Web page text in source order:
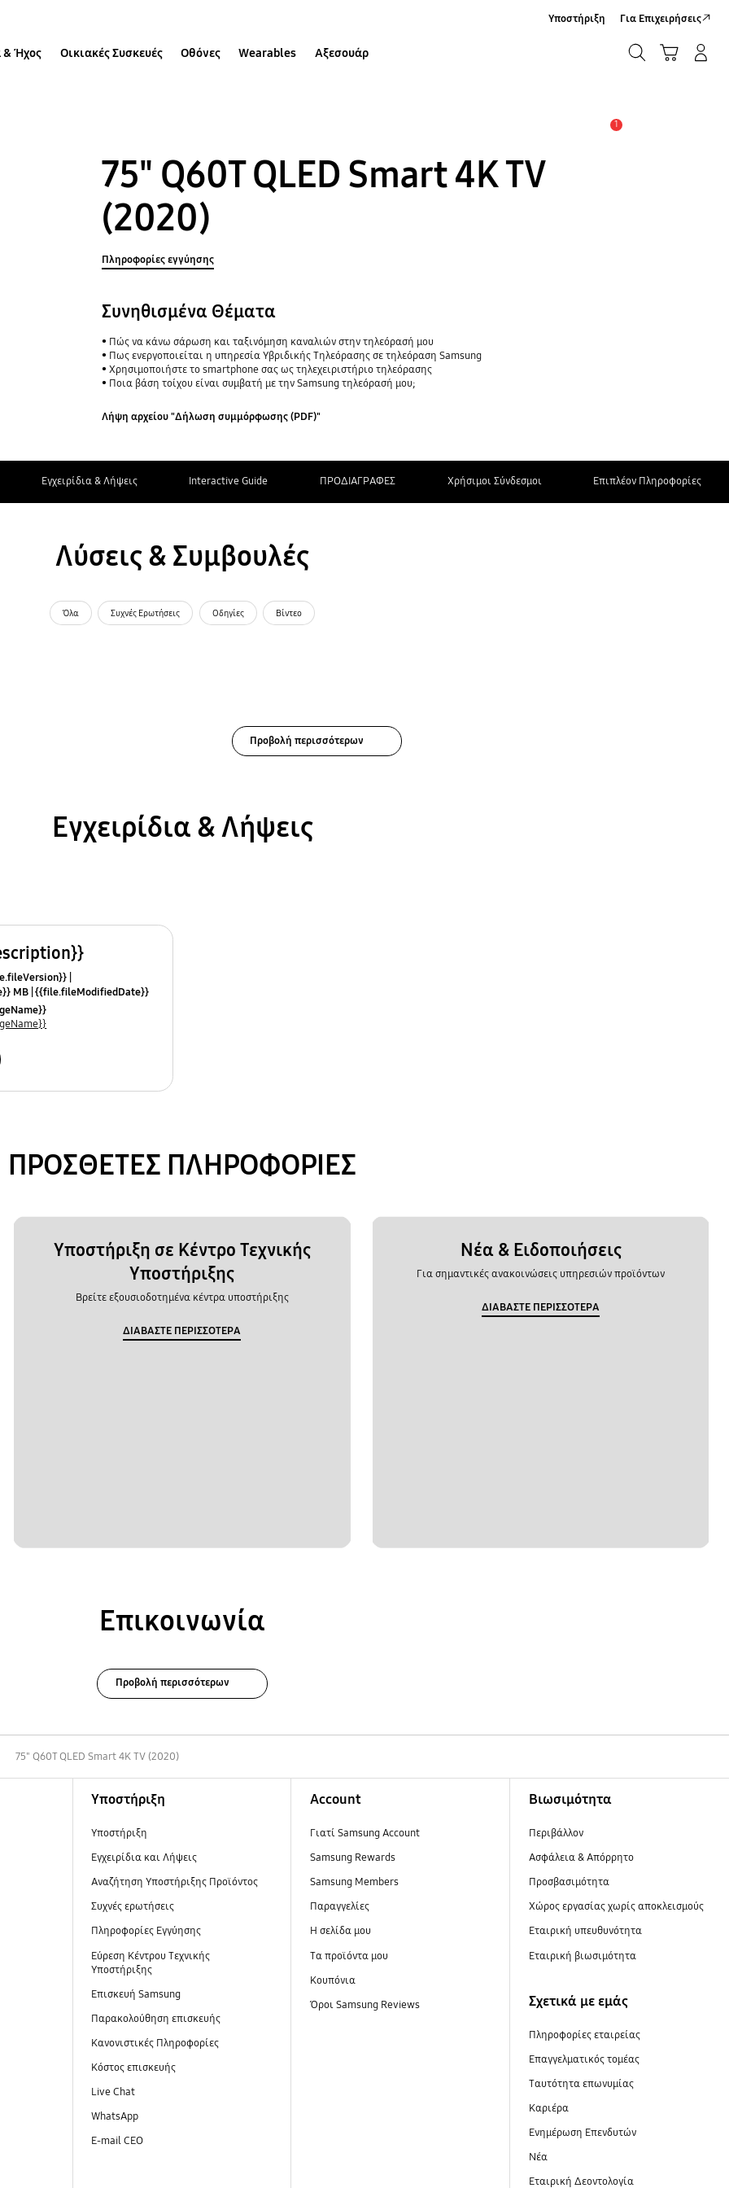
& Ήχος Οικιακές Συσκευές Οθόνες Wearables Αξεσουάρ
Υποστήριξη Για Επιχειρήσεις
1
75" Q60T QLED Smart 4K TV
(2020)
Πληροφορίες εγγύησης
Συνηθισμένα Θέματα
Πώς να κάνω σάρωση και ταξινόμηση καναλιών στην τηλεόρασή μου
Πως ενεργοποιείται η υπηρεσία Υβριδικής Τηλεόρασης σε τηλεόραση Samsung
Χρησιμοποιήστε το smartphone σας ως τηλεχειριστήριο τηλεόρασης
Ποια βάση τοίχου είναι συμβατή με την Samsung τηλεόρασή μου;
Λήψη αρχείου "Δήλωση συμμόρφωσης (PDF)"
Εγχειρίδια & Λήψεις Interactive Guide ΠΡΟΔΙΑΓΡΑΦΕΣ Χρήσιμοι Σύνδεσμοι Επιπλέον Πληροφορίες
Λύσεις & Συμβουλές
Όλα Συχνές Ερωτήσεις Οδηγίες Βίντεο
Προβολή περισσότερων
Εγχειρίδια & Λήψεις
MB {{file.fileModifiedDate}}
ΠΡΟΣΘΕΤΕΣ ΠΛΗΡΟΦΟΡΙΕΣ
Υποστήριξη σε Κέντρο Τεχνικής
Υποστήριξης
Βρείτε εξουσιοδοτημένα κέντρα υποστήριξης
ΔΙΑΒΑΣΤΕ ΠΕΡΙΣΣΟΤΕΡΑ
Νέα & Ειδοποιήσεις
Για σημαντικές ανακοινώσεις υπηρεσιών προϊόντων
ΔΙΑΒΑΣΤΕ ΠΕΡΙΣΣΟΤΕΡΑ
Επικοινωνία
Προβολή περισσότερων
75" Q60T QLED Smart 4K TV (2020)
Υποστήριξη
Υποστήριξη
Εγχειρίδια και Λήψεις
Αναζήτηση Υποστήριξης Προϊόντος
Συχνές ερωτήσεις
Πληροφορίες Εγγύησης
Εύρεση Κέντρου Τεχνικής
Υποστήριξης
Επισκευή Samsung
Παρακολούθηση επισκευής
Κανονιστικές Πληροφορίες
Κόστος επισκευής
Live Chat
WhatsApp
E-mail CEO
Account
Γιατί Samsung Account
Samsung Rewards
Samsung Members
Παραγγελίες
Η σελίδα μου
Τα προϊόντα μου
Κουπόνια
Όροι Samsung Reviews
Βιωσιμότητα
Περιβάλλον
Ασφάλεια & Απόρρητο
Προσβασιμότητα
Xώρος εργασίας χωρίς αποκλεισμούς
Εταιρική υπευθυνότητα
Εταιρική βιωσιμότητα
Σχετικά με εμάς
Πληροφορίες εταιρείας
Επαγγελματικός τομέας
Ταυτότητα επωνυμίας
Καριέρα
Ενημέρωση Επενδυτών
Νέα
Εταιρική Δεοντολογία